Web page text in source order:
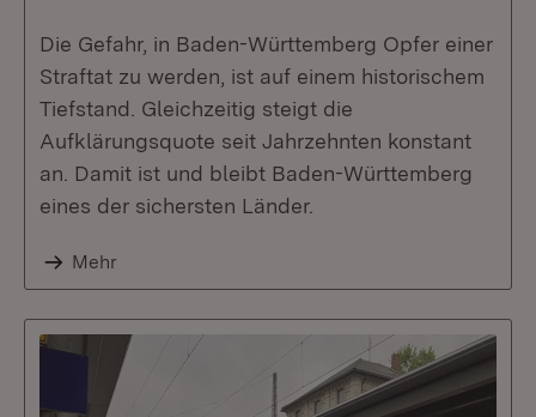
Die Gefahr, in Baden-Württemberg Opfer einer
Straftat zu werden, ist auf einem historischem
Tiefstand. Gleichzeitig steigt die
Aufklärungsquote seit Jahrzehnten konstant
an. Damit ist und bleibt Baden-Württemberg
eines der sichersten Länder.
Mehr